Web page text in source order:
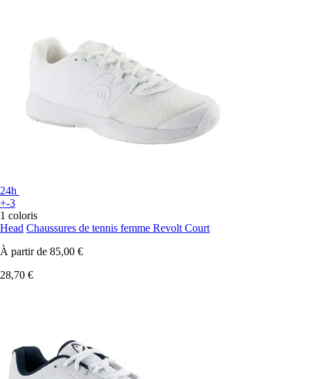
24h
+-3
1 coloris
Head Chaussures de tennis femme Revolt Court
À partir de 85,00 €
28,70 €